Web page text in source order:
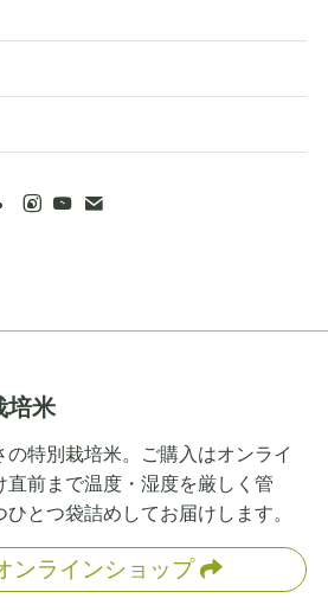
培米
特別栽培米。ご購入はオンライ
直前まで温度・湿度を厳しく管
とつ袋詰めしてお届けします。
ンラインショップ